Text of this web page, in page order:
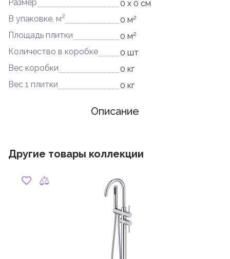
Размер
0 x 0 см
В упаковке, м2 0 м2
Площадь плитки 0 м2
Количество в коробке
0 шт
Вес коробки
0 кг
Вес 1 плитки
0 кг
Описание
Другие товары коллекции